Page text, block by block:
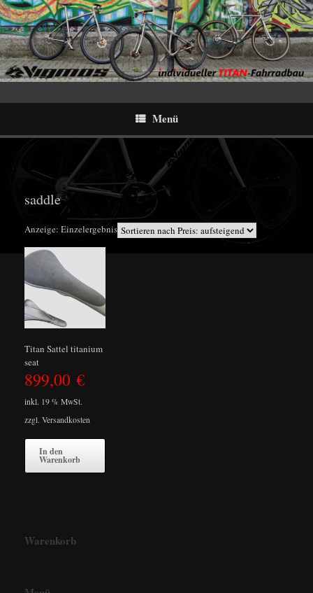
Menü
saddle
Anzeige: Einzelergebnis
Titan Sattel titanium
seat
899,00 €
inkl. 19 % MwSt.
zzgl. Versandkosten
In den
Warenkorb
Warenkorb